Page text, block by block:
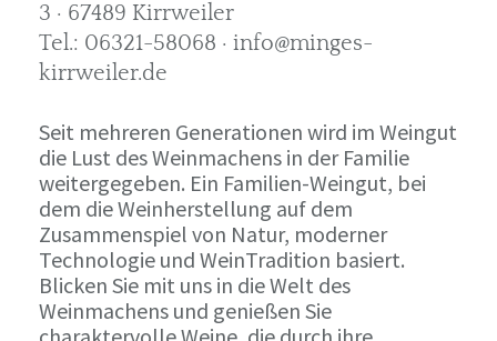
3 · 67489 Kirrweiler
Tel.: 06321-58068 · info@minges-
kirrweiler.de
Seit mehreren Generationen wird im Weingut
die Lust des Weinmachens in der Familie
weitergegeben. Ein Familien-Weingut, bei
dem die Weinherstellung auf dem
Zusammenspiel von Natur, moderner
Technologie und WeinTradition basiert.
Blicken Sie mit uns in die Welt des
Weinmachens und genießen Sie